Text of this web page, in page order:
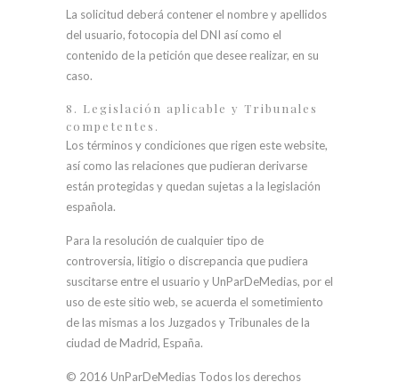
La solicitud deberá contener el nombre y apellidos
del usuario, fotocopia del DNI así como el
contenido de la petición que desee realizar, en su
caso.
8. Legislación aplicable y Tribunales
competentes.
Los términos y condiciones que rigen este website,
así como las relaciones que pudieran derivarse
están protegidas y quedan sujetas a la legislación
española.
Para la resolución de cualquier tipo de
controversia, litigio o discrepancia que pudiera
suscitarse entre el usuario y UnParDeMedias, por el
uso de este sitio web, se acuerda el sometimiento
de las mismas a los Juzgados y Tribunales de la
ciudad de Madrid, España.
© 2016 UnParDeMedias Todos los derechos